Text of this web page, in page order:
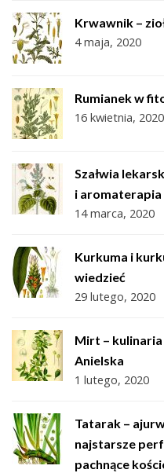
Krwawnik –
4 maja, 2020
Rumianek w
16 kwietnia, 2020
Szałwia
i aromaterapia
14 marca, 2020
Kurkuma i
wiedzieć
29 lutego, 2020
Mirt –
Anielska
1 lutego, 2020
Tatarak –
najstarsze
pachnące